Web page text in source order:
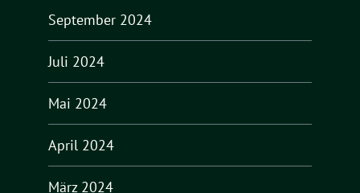
September 2024
Juli 2024
Mai 2024
April 2024
März 2024